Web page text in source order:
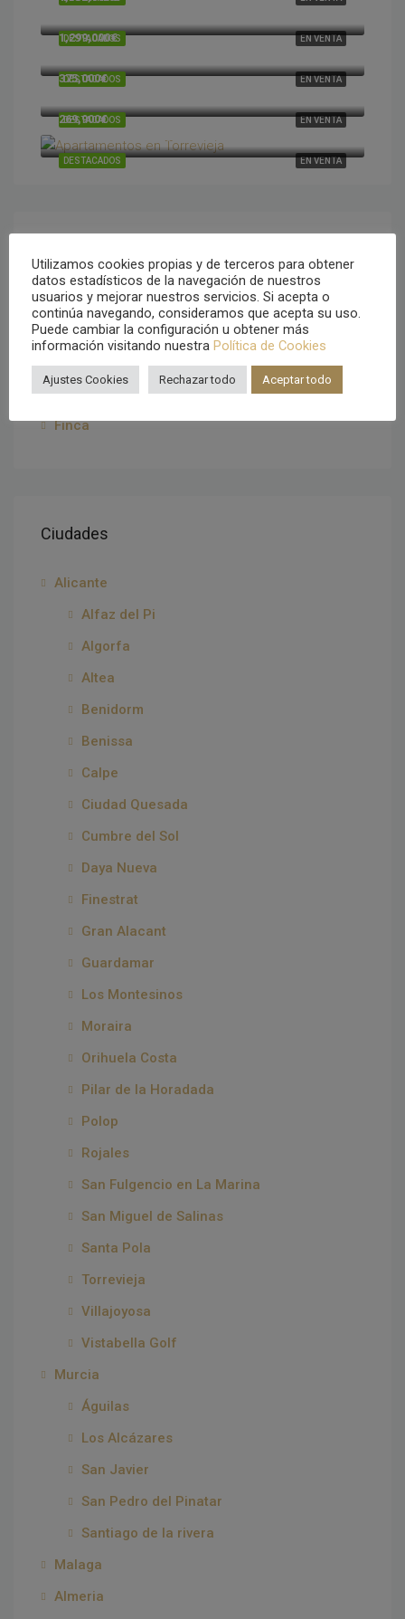
EN VENTA
DESTACADOS
EN VENTA
DESTACADOS
1,299,000€
EN VENTA
DESTACADOS
375,000€
EN VENTA
DESTACADOS
269,900€
Torrevieja, Alicante, España
Villa
Apartamentos
Residencial
Adosados
Finca
Ciudades
Alicante
Alfaz del Pi
Algorfa
Altea
Benidorm
Benissa
Calpe
Ciudad Quesada
Cumbre del Sol
Daya Nueva
Finestrat
Gran Alacant
Guardamar
Los Montesinos
Moraira
Orihuela Costa
Pilar de la Horadada
Polop
Rojales
San Fulgencio en La Marina
San Miguel de Salinas
Santa Pola
Torrevieja
Villajoyosa
Vistabella Golf
Murcia
Águilas
Los Alcázares
San Javier
San Pedro del Pinatar
Santiago de la rivera
Malaga
Almeria
Utilizamos cookies propias y de terceros para obtener
datos estadísticos de la navegación de nuestros
usuarios y mejorar nuestros servicios. Si acepta o
continúa navegando, consideramos que acepta su uso.
Puede cambiar la configuración u obtener más
información visitando nuestra Política de Cookies
Ajustes Cookies Rechazar todo Aceptar todo